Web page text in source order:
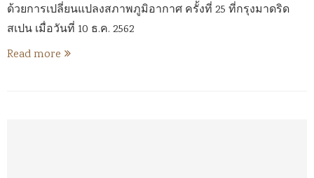
ด้วยการเปลี่ยนแปลงสภาพภูมิอากาศ ครั้งที่ 25 ที่กรุงมาดริด
สเปน เมื่อวันที่ 10 ธ.ค. 2562
Read more